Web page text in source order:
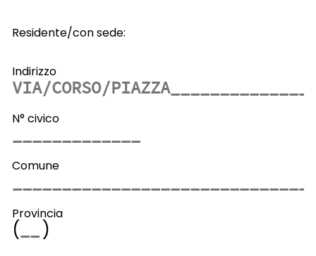
Residente/con sede:
Indirizzo
N° civico
Comune
Provincia
( )